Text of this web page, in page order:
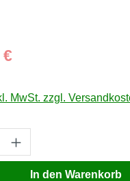
€
MwSt. zzgl.
Anzahl: Gib den
In den Warenkorb